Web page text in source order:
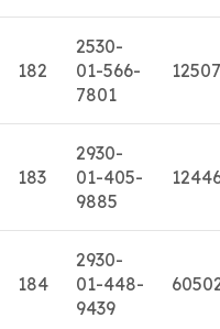
182
2530-
01-566-
7801
183
2930-
01-405-
9885
184
2930-
01-448-
9439